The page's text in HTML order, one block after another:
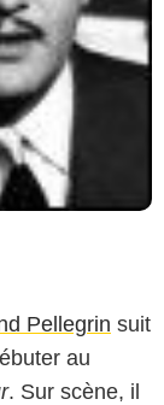
Pellegrin suit
au
. Sur scène, il